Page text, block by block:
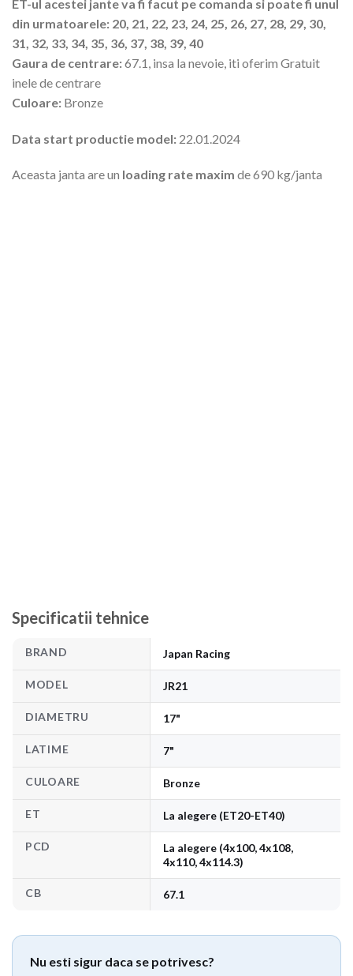
ET-ul acestei jante va fi facut pe comanda si poate fi unul
din urmatoarele: 20, 21, 22, 23, 24, 25, 26, 27, 28, 29, 30,
31, 32, 33, 34, 35, 36, 37, 38, 39, 40
Gaura de centrare:67.1, insa la nevoie, iti oferim Gratuit
inele de centrare
Culoare: Bronze
Data start productie model: 22.01.2024
Aceasta janta are un loading rate maxim de 690 kg/janta
Specificatii tehnice
BRAND Japan Racing
MODEL JR21
DIAMETRU 17"
LATIME 7"
CULOARE Bronze
ET La alegere (ET20-ET40)
PCD
La alegere (4x100, 4x108,
4x110, 4x114.3)
CB 67.1
Nu esti sigur daca se potrivesc?